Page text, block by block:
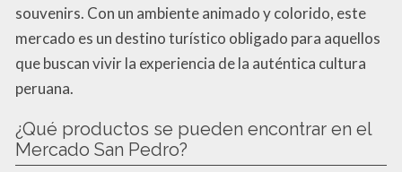
souvenirs. Con un ambiente animado y colorido, este
mercado es un destino turístico obligado para aquellos
que buscan vivir la experiencia de la auténtica cultura
peruana.
¿Qué productos se pueden encontrar en el
Mercado San Pedro?